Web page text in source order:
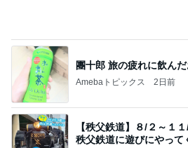
團十郎 旅の疲れに飲ん
Amebaトピックス 2日前
【秩父鉄道】８/２～１
秩父鉄道に遊びにやって